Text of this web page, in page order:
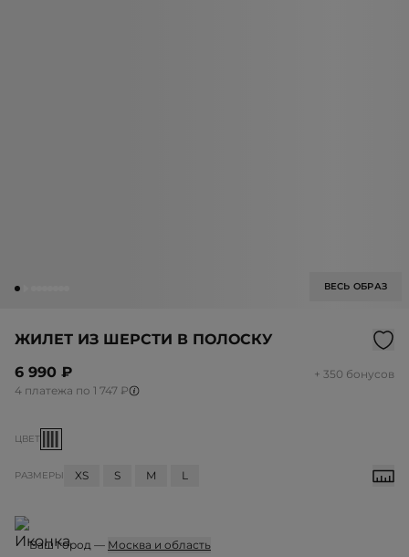
ВЕСЬ ОБРАЗ
ЖИЛЕТ ИЗ ШЕРСТИ В ПОЛОСКУ
6 990 ₽
+ 350 бонусов
4 платежа по 1 747 ₽
ЦВЕТ
РАЗМЕРЫ XS S M L
Ваш город — Москва и область